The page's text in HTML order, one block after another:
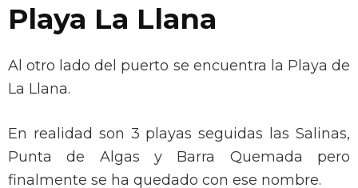
Playa La Llana
Al otro lado del puerto se encuentra la Playa de
La Llana.
En realidad son 3 playas seguidas las Salinas,
Punta de Algas y Barra Quemada pero
finalmente se ha quedado con ese nombre.